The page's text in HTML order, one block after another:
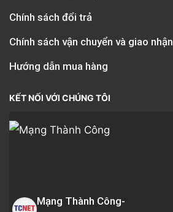
Chính sách đổi trả
Chính sách vận chuyển và giao nhận
Hướng dẫn mua hàng
KẾT NỐI VỚI CHÚNG TÔI
Mạng Thành Công-